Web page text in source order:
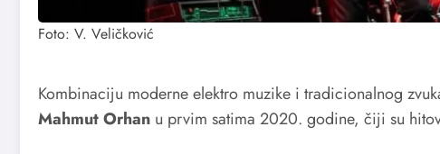
Foto: V. Veličković
Kombinaciju moderne elektro muzike i tradicionalnog
Mahmut Orhan u prvim satima 2020. godine, čiji su